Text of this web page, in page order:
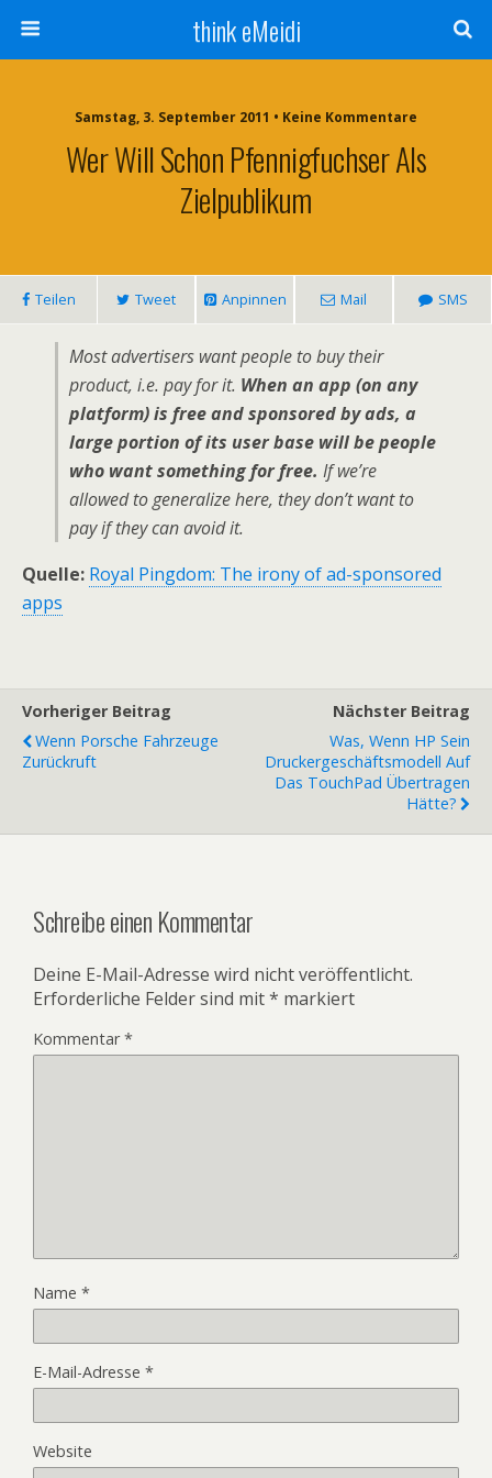
think eMeidi
Samstag, 3. September 2011 • Keine Kommentare
Wer Will Schon Pfennigfuchser Als
Zielpublikum
Teilen Tweet Anpinnen Mail SMS
Most advertisers want people to buy their
product, i.e. pay for it. When an app (on any
platform) is free and sponsored by ads, a
large portion of its user base will be people
who want something for free. If we’re
allowed to generalize here, they don’t want to
pay if they can avoid it.
Quelle: Royal Pingdom: The irony of ad-sponsored
apps
Vorheriger Beitrag
Wenn Porsche Fahrzeuge
Zurückruft
Nächster Beitrag
Was, Wenn HP Sein
Druckergeschäftsmodell Auf
Das TouchPad Übertragen
Hätte?
Schreibe einen Kommentar
Deine E-Mail-Adresse wird nicht veröffentlicht.
Erforderliche Felder sind mit* markiert
Kommentar*
Name *
E-Mail-Adresse *
Website